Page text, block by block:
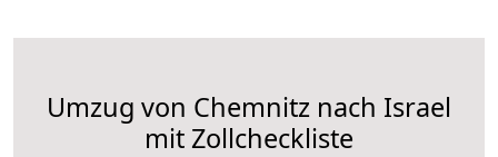
Umzug von Chemnitz nach Israel
mit Zollcheckliste